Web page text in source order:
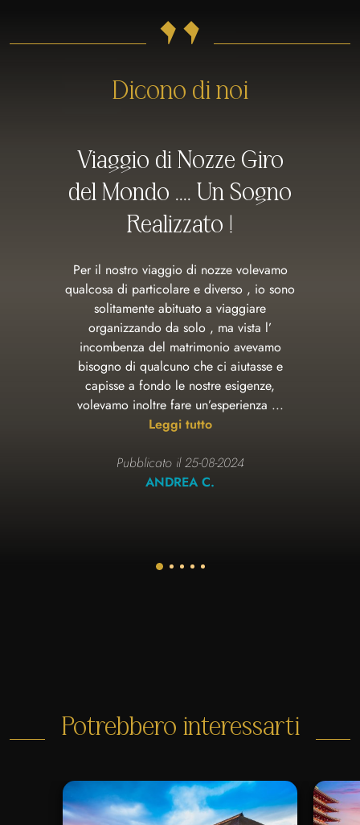
"
Dicono di noi
Viaggio di Nozze Giro
del Mondo .... Un Sogno
Realizzato !
Per il nostro viaggio di nozze volevamo
qualcosa di particolare e diverso , io sono
solitamente abituato a viaggiare
organizzando da solo , ma vista l’
incombenza del matrimonio avevamo
bisogno di qualcuno che ci aiutasse e
capisse a fondo le nostre esigenze,
volevamo inoltre fare un’esperienza ...
Leggi tutto
Pubblicato il 25-08-2024
ANDREA C.
Potrebbero interessarti